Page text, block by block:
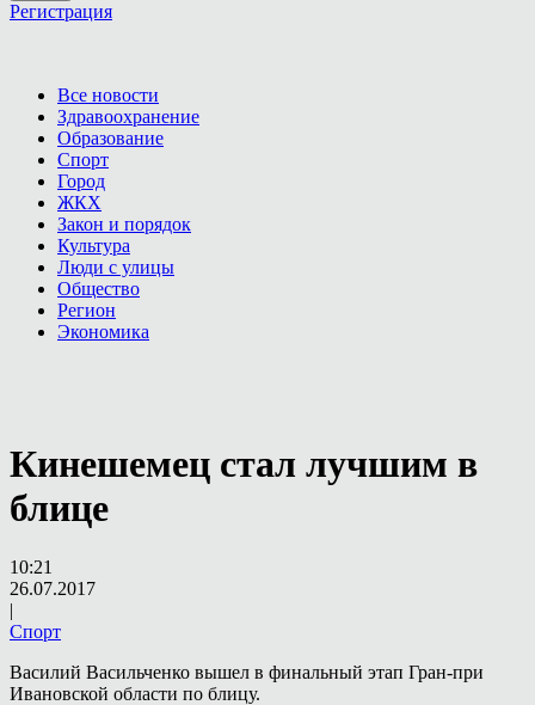
Регистрация
Все новости
Здравоохранение
Образование
Спорт
Город
ЖКХ
Закон и порядок
Культура
Люди с улицы
Общество
Регион
Экономика
Кинешемец стал лучшим в
блице
10:21
26.07.2017
|
Спорт
Василий Васильченко вышел в финальный этап Гран-при
Ивановской области по блицу.